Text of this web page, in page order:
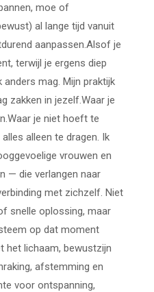
moe of
al lange tijd vanuit
aanpassen.Alsof je
terwijl je ergens diep
mag. Mijn praktijk
zakken in jezelf.Waar je
je niet hoeft te
alleen te dragen. Ik
vrouwen en
— die verlangen naar
met zichzelf. Niet
snelle oplossing, maar
op dat moment
het lichaam, bewustzijn
afstemming en
voor ontspanning,